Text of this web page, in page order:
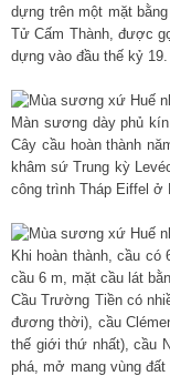
dựng trên một mặt
Tử Cấm Thành, được
dựng vào đầu thế kỷ 19.
Màn sương dày phủ
Cây cầu hoàn thành
khâm sứ Trung kỳ
công trình Tháp Eiffel ở
Khi hoàn thành, cầu
cầu 6 m, mặt cầu lát
Cầu Trường Tiền có
đương thời), cầu
thế giới thứ nhất), cầu
phá, mở mang vùng